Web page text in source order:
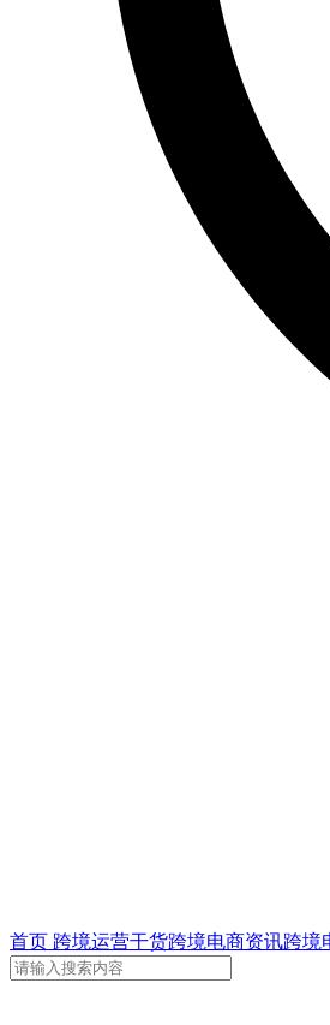
首页 跨境运营干货跨境电商资讯跨境